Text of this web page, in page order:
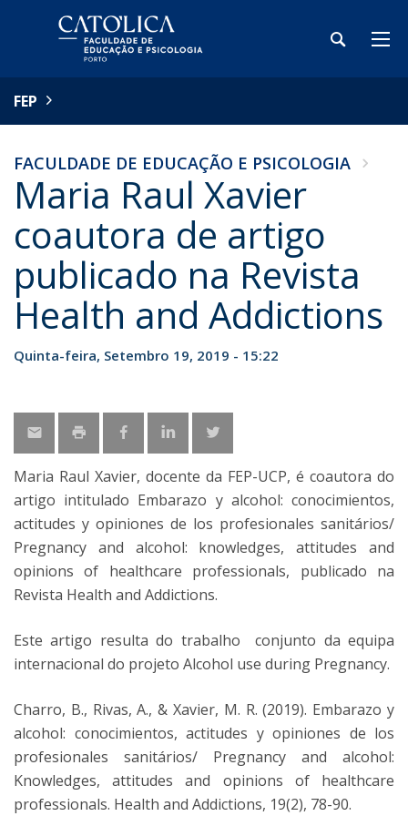
FEP
FACULDADE DE EDUCAÇÃO E PSICOLOGIA
Maria Raul Xavier
coautora de artigo
publicado na Revista
Health and Addictions
Quinta-feira, Setembro 19, 2019 - 15:22
Maria Raul Xavier, docente da FEP-UCP, é coautora do
artigo intitulado Embarazo y alcohol: conocimientos,
actitudes y opiniones de los profesionales sanitários/
Pregnancy and alcohol: knowledges, attitudes and
opinions of healthcare professionals, publicado na
Revista Health and Addictions.
Este artigo resulta do trabalho conjunto da equipa
internacional do projeto Alcohol use during Pregnancy.
Charro, B., Rivas, A., & Xavier, M. R. (2019). Embarazo y
alcohol: conocimientos, actitudes y opiniones de los
profesionales sanitários/ Pregnancy and alcohol:
Knowledges, attitudes and opinions of healthcare
professionals. Health and Addictions, 19(2), 78-90.